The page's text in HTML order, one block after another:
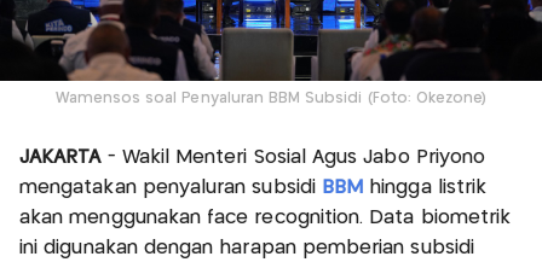
Wamensos soal Penyaluran BBM Subsidi (Foto: Okezone)
JAKARTA- Wakil Menteri Sosial Agus Jabo Priyono
mengatakan penyaluran subsidiBBM
hingga listrik
akan menggunakan face recognition. Data biometrik
ini digunakan dengan harapan pemberian subsidi